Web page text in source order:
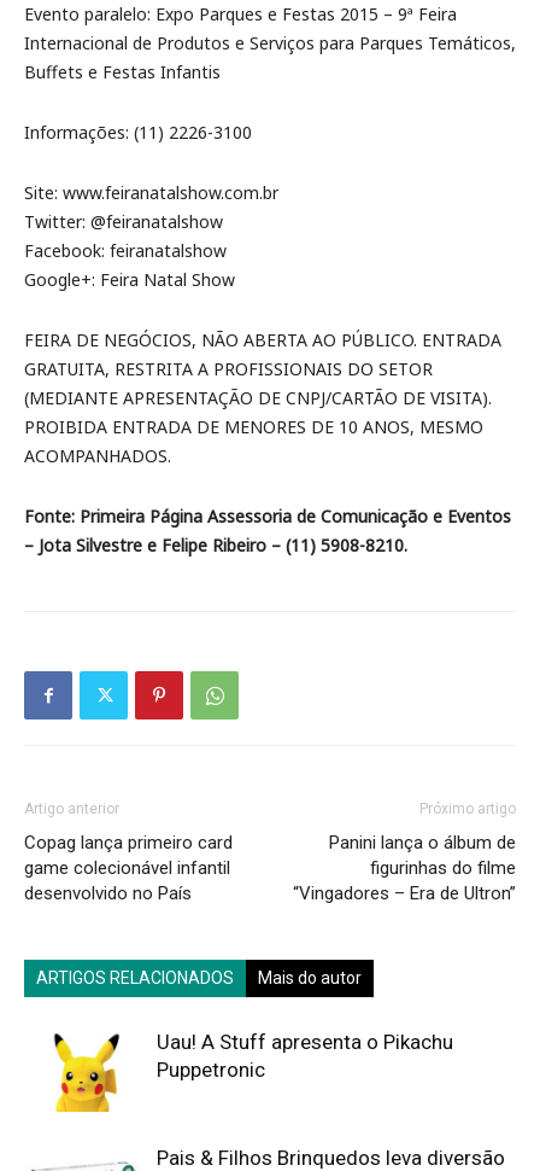
Evento paralelo: Expo Parques e Festas 2015 – 9ª Feira
Internacional de Produtos e Serviços para Parques Temáticos,
Buffets e Festas Infantis
Informações: (11) 2226-3100
Site: www.feiranatalshow.com.br
Twitter: @feiranatalshow
Facebook: feiranatalshow
Google+: Feira Natal Show
FEIRA DE NEGÓCIOS, NÃO ABERTA AO PÚBLICO. ENTRADA
GRATUITA, RESTRITA A PROFISSIONAIS DO SETOR
(MEDIANTE APRESENTAÇÃO DE CNPJ/CARTÃO DE VISITA).
PROIBIDA ENTRADA DE MENORES DE 10 ANOS, MESMO
ACOMPANHADOS.
Fonte: Primeira Página Assessoria de Comunicação e Eventos
– Jota Silvestre e Felipe Ribeiro – (11) 5908-8210.
Artigo anterior
Copag lança primeiro card
game colecionável infantil
desenvolvido no País
Próximo artigo
Panini lança o álbum de
figurinhas do filme
“Vingadores – Era de Ultron”
ARTIGOS RELACIONADOS Mais do autor
Uau! A Stuff apresenta o Pikachu
Puppetronic
Pais & Filhos Brinquedos leva diversão